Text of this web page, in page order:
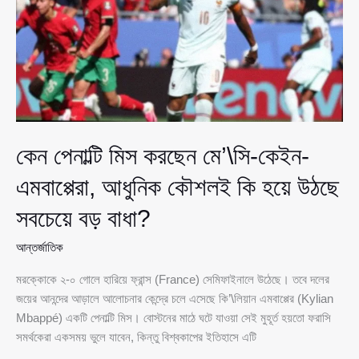
ওপরে
ফ্রান্স,
শেষে
আর্জেন্টিনা
কেন পেনাল্টি মিস করছেন মে’\সি-কেইন-
এমবাপ্পেরা, আধুনিক কৌশলই কি হয়ে উঠছে
সবচেয়ে বড় বাধা?
আন্তর্জাতিক
মরক্কোকে ২-০ গোলে হারিয়ে ফ্রান্স (France) সেমিফাইনালে উঠেছে। তবে দলের
জয়ের আনন্দের আড়ালে আলোচনার কেন্দ্রে চলে এসেছে কি’\লিয়ান এমবাপ্পের (Kylian
Mbappé) একটি পেনাল্টি মিস। বোস্টনের মাঠে ঘটে যাওয়া সেই মুহূর্ত হয়তো ফরাসি
সমর্থকেরা একসময় ভুলে যাবেন, কিন্তু বিশ্বকাপের ইতিহাসে এটি